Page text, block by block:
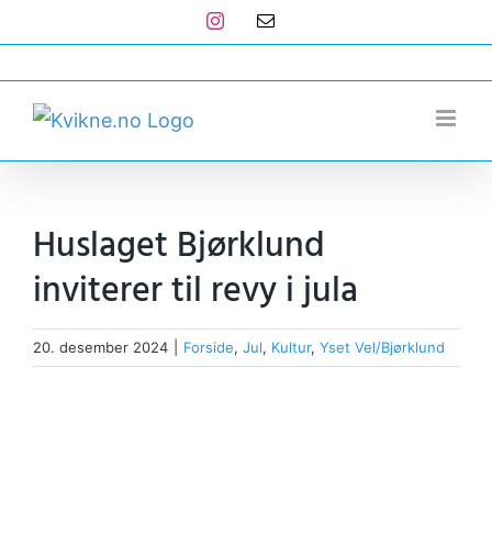
to
content
Instagram
E-
Huslaget Bjørklund
inviterer til revy i jula
20. desember 2024 Forside, Jul, Kultur, Yset Vel/Bjørklund